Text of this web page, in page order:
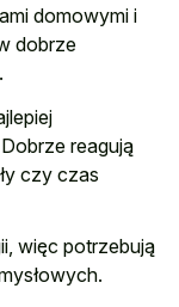
domowymi i
dobrze
reagują
czy czas
więc potrzebują